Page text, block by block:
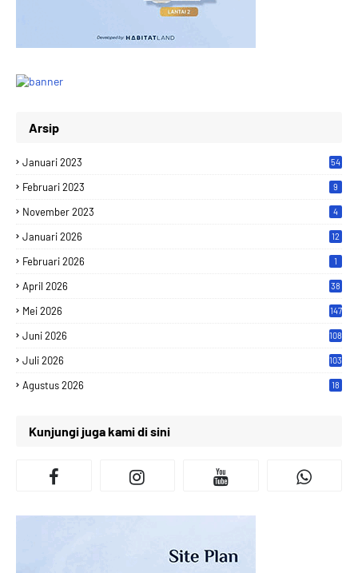
Arsip
Januari 2023 54
Februari 2023 9
November 2023 4
Januari 2026 12
Februari 2026 1
April 2026 38
Mei 2026 147
Juni 2026 108
Juli 2026 103
Agustus 2026 18
Kunjungi juga kami di sini